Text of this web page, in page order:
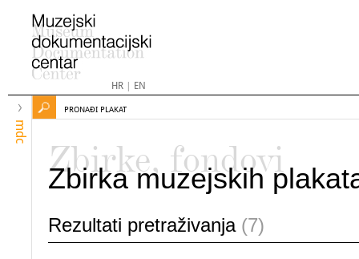
HR| EN
mdc
PRONAĐI PLAKAT
Zbirke, fondovi
Zbirka muzejskih
Rezultati pretraživanja (7)